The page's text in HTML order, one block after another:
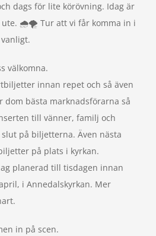
dags för lite körövning. Idag är
ute. 🌧🌪 Tur att vi får komma in i
välkomna.
innan repet och så även
dom bästa marknadsförarna så
till vänner, familj och
på biljetterna. Även nästa
på plats i kyrkan.
planerad till tisdagen innan
i Annedalskyrkan. Mer
in på scen.